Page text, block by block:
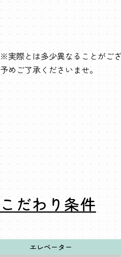
※実際とは多少異なることがご
予めご了承くださいませ。
こだわり条件
エレベーター